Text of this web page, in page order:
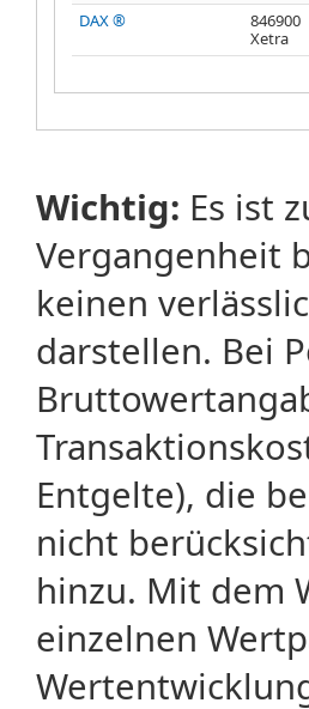
DAX ®
846900
Xetra
Wichtig: Es ist
Vergangenheit
keinen
darstellen. Bei
Entgelte), die
nicht
hinzu. Mit dem
einzelnen